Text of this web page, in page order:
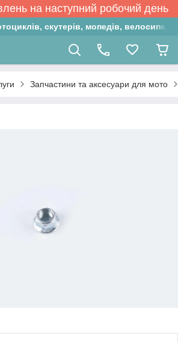
на наступний робочий день
скутерів, мопедів,
Запчастини та аксесуари для мото